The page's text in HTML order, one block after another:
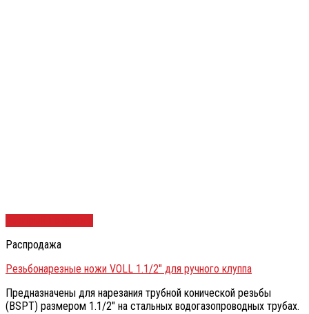
Распродажа
Резьбонарезные ножи VOLL 1.1/2″ для ручного клуппа
Предназначены для нарезания трубной конической резьбы
(BSPT) размером 1.1/2″ на стальных водогазопроводных трубах.